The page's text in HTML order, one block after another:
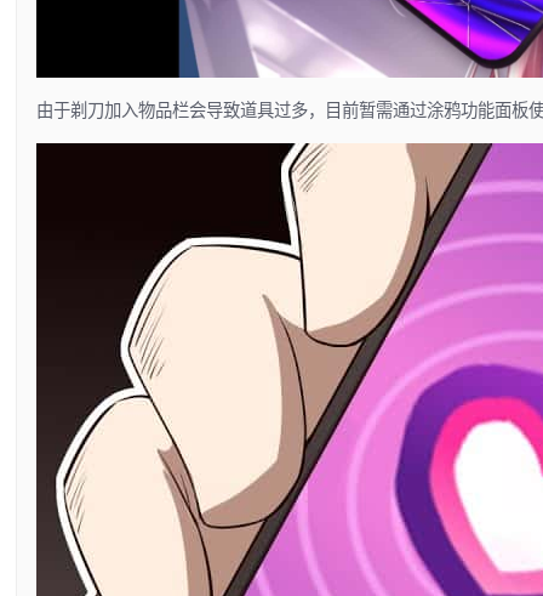
由于剃刀加入物品栏会导致道具过多，目前暂需通过涂鸦功能面板